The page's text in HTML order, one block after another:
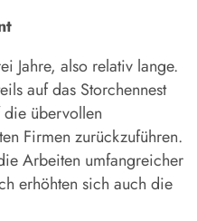
Jahre, also relativ lange.
auf das Storchennest
übervollen
Firmen zurückzuführen.
Arbeiten umfangreicher
erhöhten sich auch die